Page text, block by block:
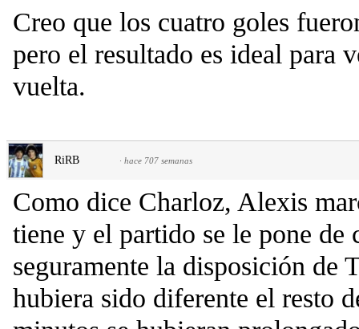
Creo que los cuatro goles
pero el resultado es ideal para
vuelta.
RiRB · hace 707 semanas
Como dice Charloz, Alexis
tiene y el partido se le pone de
seguramente la disposición de
hubiera sido diferente el resto